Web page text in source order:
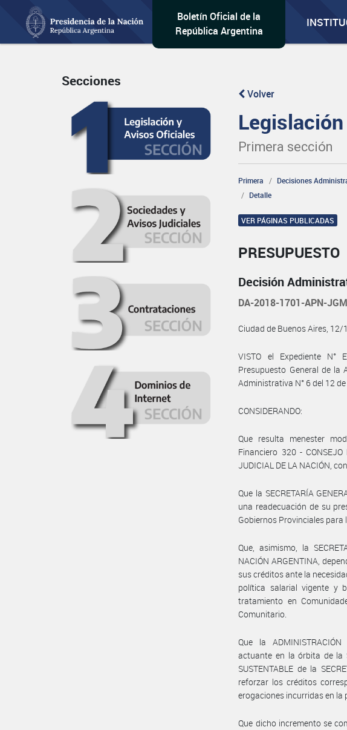
Boletín Oficial de la
República Argentina
Secciones
Volver
Primera sección
Primera
Decisiones
Detalle
VER PÁGINAS PUBLICADAS
PRESUPUESTO
Decisión
DA-2018-1701-APN-
Ciudad de Buenos Aires,
VISTO el Expediente N°
Presupuesto General de la
Administrativa N° 6 del 12
CONSIDERANDO:
Que resulta menester
Financiero 320 -
JUDICIAL DE LA NACIÓN,
Que la SECRETARÍA
una readecuación de su
Gobiernos Provinciales para
Que, asimismo, la
NACIÓN ARGENTINA,
sus créditos ante la
política salarial vigente y
tratamiento en
Comunitario.
Que la
actuante en la órbita de la
SUSTENTABLE de la
reforzar los créditos
erogaciones incurridas en la
Que dicho incremento se